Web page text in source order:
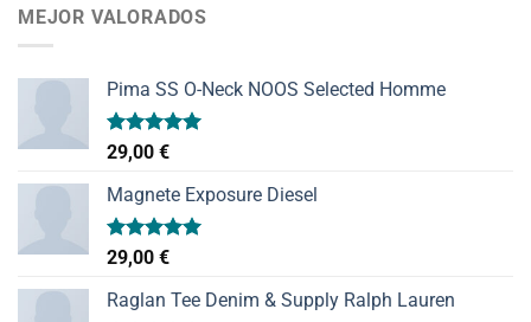
MEJOR VALORADOS
Pima SS O-Neck NOOS Selected Homme
Valorado
con
de 5
29,00 €
Magnete Exposure Diesel
Valorado
con
de 5
29,00 €
Raglan Tee Denim & Supply Ralph Lauren